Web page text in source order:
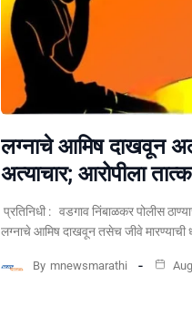
लग्नाचे आमिष दाखवून
अत्याचार; आरोपीला
प्रतिनिधी : वडगाव निंबाळकर पोलीस
लग्नाचे आमिष दाखवून तसेच जीवे मारण्याची
By mnewsmarathi